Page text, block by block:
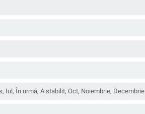
Iul, În urmă, A stabilit, Oct, Noiembrie, Decembrie